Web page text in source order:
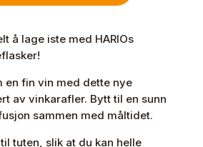
å lage iste med HARIOs
en fin vin med dette nye
av vinkarafler. Bytt til en sunn
sammen med måltidet.
tuten, slik at du kan helle